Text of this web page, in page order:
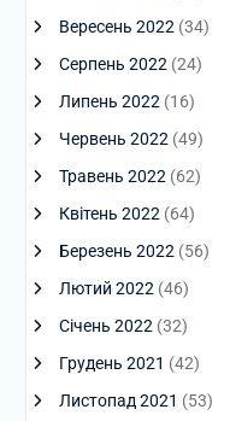
Вересень 2022 (34)
Серпень 2022 (24)
Липень 2022 (16)
Червень 2022 (49)
Травень 2022 (62)
Квітень 2022 (64)
Березень 2022 (56)
Лютий 2022 (46)
Січень 2022 (32)
Грудень 2021 (42)
Листопад 2021 (53)